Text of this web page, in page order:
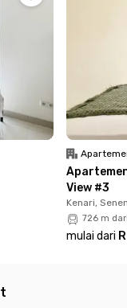
dan punya fasilitas
View #3
Kenari,
726 m
mulai dari